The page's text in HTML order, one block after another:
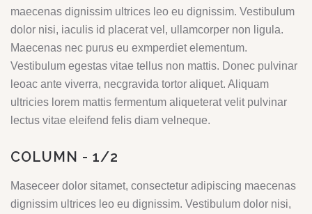
maecenas dignissim ultrices leo eu dignissim. Vestibulum
dolor nisi, iaculis id placerat vel, ullamcorper non ligula.
Maecenas nec purus eu exmperdiet elementum.
Vestibulum egestas vitae tellus non mattis. Donec pulvinar
leoac ante viverra, necgravida tortor aliquet. Aliquam
ultricies lorem mattis fermentum aliqueterat velit pulvinar
lectus vitae eleifend felis diam velneque.
COLUMN - 1/2
Maseceer dolor sitamet, consectetur adipiscing maecenas
dignissim ultrices leo eu dignissim. Vestibulum dolor nisi,